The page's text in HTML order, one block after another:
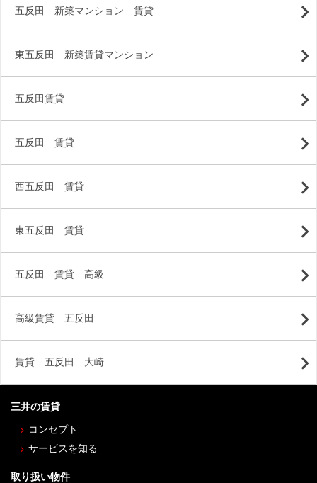
五反田 新築マンション 賃貸
東五反田 新築賃貸マンション
五反田賃貸
五反田 賃貸
西五反田 賃貸
東五反田 賃貸
五反田 賃貸 高級
高級賃貸 五反田
賃貸 五反田 大崎
三井の賃貸
コンセプト
サービスを知る
取り扱い物件